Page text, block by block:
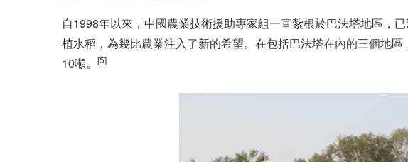
自1998年以來，中國農業技術援助專家組一直紮根於巴法塔地區，
植水稻，為幾比農業注入了新的希望。在包括巴法塔在內的三個地
10噸。
[5]